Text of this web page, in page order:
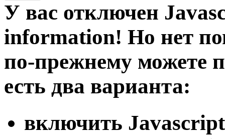
У вас отключен
information! Но нет
по-прежнему можете
есть два варианта:
включить Javascript